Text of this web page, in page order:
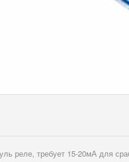
реле, требует 15-20мА для